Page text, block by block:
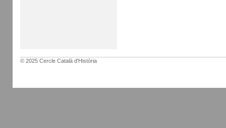
© 2025 Cercle Català d'Història